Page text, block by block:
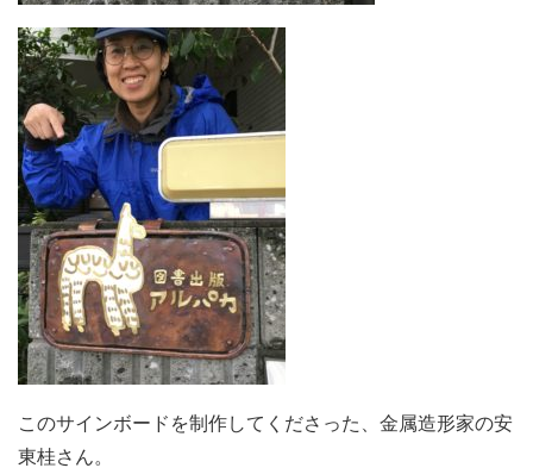
このサインボードを制作してくださった、金属造形家の安
東桂さん。